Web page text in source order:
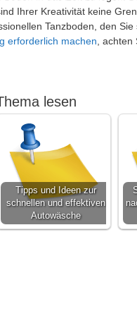
Ihrer Kreativität keine
Tanzboden, den
erforderlich machen ,
lesen
Tipps und Ideen zur
schnellen und effektiven
Autowäsche